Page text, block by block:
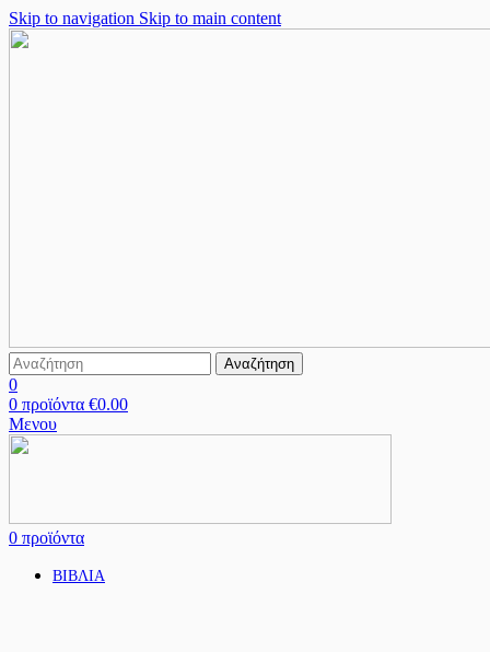
Skip to navigation Skip to main content
Αναζήτηση
0
0 προϊόντα €0.00
Μενου
0 προϊόντα
ΒΙΒΛΙΑ